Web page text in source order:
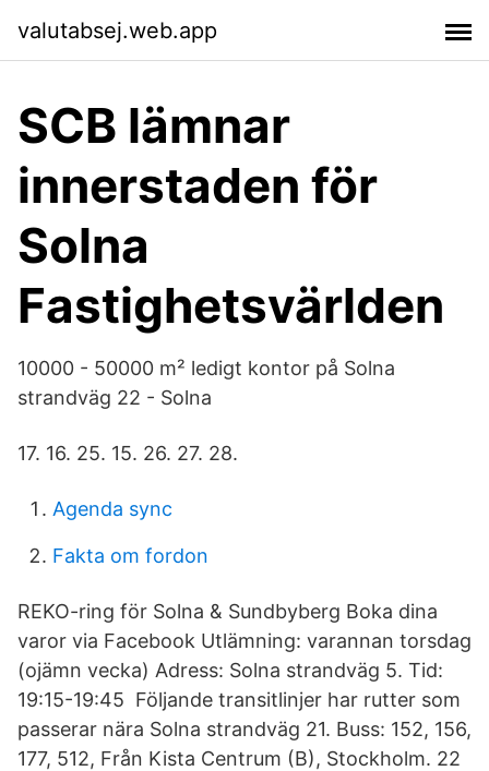
valutabsej.web.app
SCB lämnar
innerstaden för
Solna
Fastighetsvärlden
10000 - 50000 m² ledigt kontor på Solna
strandväg 22 - Solna
17. 16. 25. 15. 26. 27. 28.
Agenda sync
Fakta om fordon
REKO-ring för Solna & Sundbyberg Boka dina
varor via Facebook Utlämning: varannan torsdag
(ojämn vecka) Adress: Solna strandväg 5. Tid:
19:15-19:45 Följande transitlinjer har rutter som
passerar nära Solna strandväg 21. Buss: 152, 156,
177, 512, Från Kista Centrum (B), Stockholm. 22